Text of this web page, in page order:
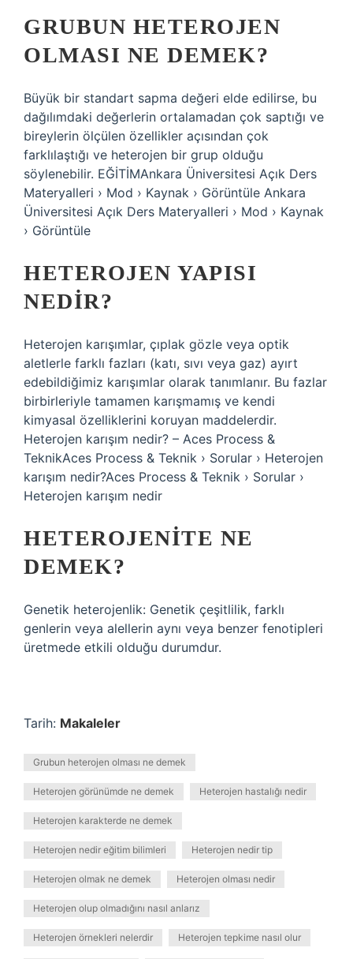
GRUBUN HETEROJEN
OLMASI NE DEMEK?
Büyük bir standart sapma değeri elde edilirse, bu
dağılımdaki değerlerin ortalamadan çok saptığı ve
bireylerin ölçülen özellikler açısından çok
farklılaştığı ve heterojen bir grup olduğu
söylenebilir. EĞİTİMAnkara Üniversitesi Açık Ders
Materyalleri › Mod › Kaynak › Görüntüle Ankara
Üniversitesi Açık Ders Materyalleri › Mod › Kaynak
› Görüntüle
HETEROJEN YAPISI
NEDIR?
Heterojen karışımlar, çıplak gözle veya optik
aletlerle farklı fazları (katı, sıvı veya gaz) ayırt
edebildiğimiz karışımlar olarak tanımlanır. Bu fazlar
birbirleriyle tamamen karışmamış ve kendi
kimyasal özelliklerini koruyan maddelerdir.
Heterojen karışım nedir? – Aces Process &
TeknikAces Process & Teknik › Sorular › Heterojen
karışım nedir?Aces Process & Teknik › Sorular ›
Heterojen karışım nedir
HETEROJENITE NE
DEMEK?
Genetik heterojenlik: Genetik çeşitlilik, farklı
genlerin veya alellerin aynı veya benzer fenotipleri
üretmede etkili olduğu durumdur.
Tarih: Makaleler
Grubun heterojen olması ne demek
Heterojen görünümde ne demek Heterojen hastalığı nedir
Heterojen karakterde ne demek
Heterojen nedir eğitim bilimleri Heterojen nedir tip
Heterojen olmak ne demek Heterojen olması nedir
Heterojen olup olmadığını nasıl anlarız
Heterojen örnekleri nelerdir Heterojen tepkime nasıl olur